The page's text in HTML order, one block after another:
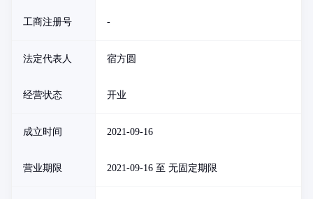
工商注册号 -
法定代表人 宿方圆
经营状态 开业
成立时间 2021-09-16
营业期限 2021-09-16 至 无固定期限